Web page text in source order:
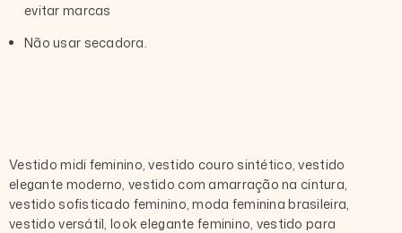
evitar marcas
Não usar secadora.
Vestido midi feminino, vestido couro sintético, vestido
elegante moderno, vestido com amarração na cintura,
vestido sofisticado feminino, moda feminina brasileira,
vestido versátil, look elegante feminino, vestido para